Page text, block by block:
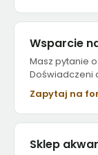
Wsparcie
Masz pytanie
Doświadczeni
Zapytaj na
Sklep